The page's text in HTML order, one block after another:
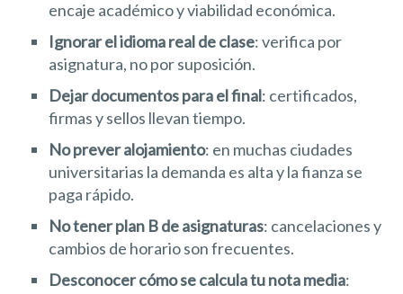
encaje académico y viabilidad económica.
Ignorar el idioma real de clase: verifica por
asignatura, no por suposición.
Dejar documentos para el final: certificados,
firmas y sellos llevan tiempo.
No prever alojamiento: en muchas ciudades
universitarias la demanda es alta y la fianza se
paga rápido.
No tener plan B de asignaturas: cancelaciones y
cambios de horario son frecuentes.
Desconocer cómo se calcula tu nota media: